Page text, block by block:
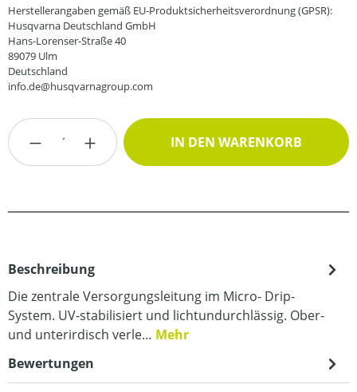
Herstellerangaben gemäß EU-Produktsicherheitsverordnung (GPSR):
Husqvarna Deutschland GmbH
Hans-Lorenser-Straße 40
89079 Ulm
Deutschland
info.de@husqvarnagroup.com
Produkt Anzahl: Gib den gewünschten
IN DEN WARENKORB
Beschreibung
Die zentrale Versorgungsleitung im Micro- Drip-
System. UV-stabilisiert und lichtundurchlässig. Ober-
und unterirdisch verle… Mehr
Bewertungen